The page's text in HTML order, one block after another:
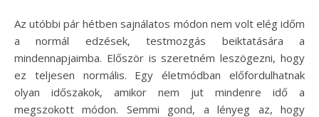
Az utóbbi pár hétben sajnálatos módon nem volt elég időm
a normál edzések, testmozgás beiktatására a
mindennapjaimba. Először is szeretném leszögezni, hogy
ez teljesen normális. Egy életmódban előfordulhatnak
olyan időszakok, amikor nem jut mindenre idő a
megszokott módon. Semmi gond, a lényeg az, hogy